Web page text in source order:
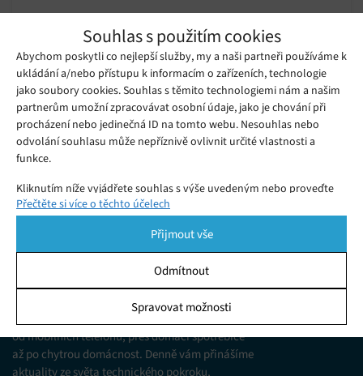
Souhlas s použitím cookies
Abychom poskytli co nejlepší služby, my a naši partneři používáme k
ukládání a/nebo přístupu k informacím o zařízeních, technologie
jako soubory cookies. Souhlas s těmito technologiemi nám a našim
partnerům umožní zpracovávat osobní údaje, jako je chování při
procházení nebo jedinečná ID na tomto webu. Nesouhlas nebo
odvolání souhlasu může nepříznivě ovlivnit určité vlastnosti a
funkce.
Kliknutím níže vyjádřete souhlas s výše uvedeným nebo proveďte
podrobnější rozhodnutí. Vaše volby budou použity pouze na tomto
pomocí přepínačů v Zásadách cookies nebo kliknutím na tlačítko
Spravovat souhlas ve spodní části obrazovky.
Ukládání a/nebo přístup k informacím v zařízení, Porozumění
publiku prostřednictvím statistik nebo kombinací údajů z
různých zdrojů.
Přečtěte si více o těchto účelech
Přijmout vše
Odmítnout
Spravovat možnosti
méně anestetik, ukázala studie
Pátek 23. 09. 2022 Gabriela
Přibývá důkazů, že virtuální realita může ulevit od bolesti
během operace. Výzkumníci z Beth Israel Deaconess Medical
Center v Bostonu zveřejnili studii, podle níž pacienti s VR
headsety potřebovali při operaci ruky méně anestetik, uvedl
MIT News.
Jsme web zajímající se o technologické novinky
od mobilních telefonů, přes domácí spotřebiče
až po chytrou domácnost. Denně vám přinášíme
aktuality ze světa technického pokroku,